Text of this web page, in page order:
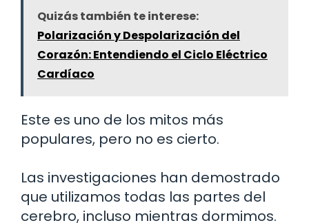
Quizás también te interese:
Polarización y Despolarización del
Corazón: Entendiendo el Ciclo Eléctrico
Cardíaco
Este es uno de los mitos más
populares, pero no es cierto.
Las investigaciones han demostrado
que utilizamos todas las partes del
cerebro, incluso mientras dormimos.